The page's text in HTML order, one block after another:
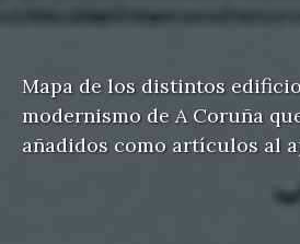
Mapa de los distintos
modernismo de A Coruña
añadidos como artículos al